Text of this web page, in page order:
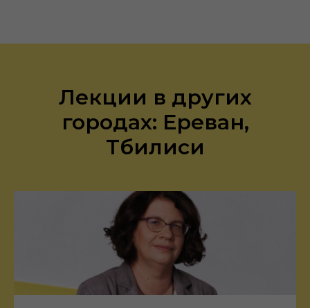
Лекции в других
городах: Ереван,
Тбилиси